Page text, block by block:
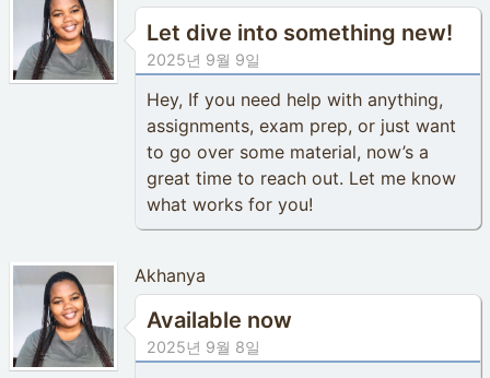
Let dive into something new!
2025년 9월 9일
Hey, If you need help with anything,
assignments, exam prep, or just want
to go over some material, now’s a
great time to reach out. Let me know
what works for you!
Akhanya
Available now
2025년 9월 8일